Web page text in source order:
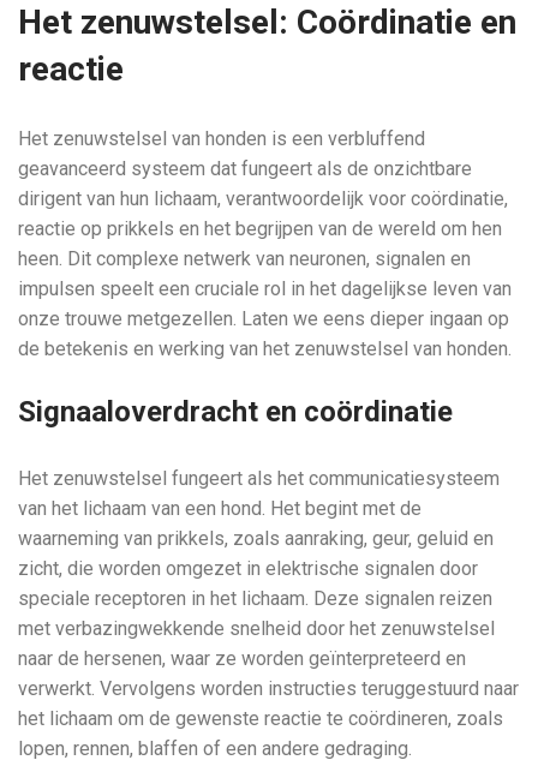
Het zenuwstelsel: Coördinatie en
reactie
Het zenuwstelsel van honden is een verbluffend
geavanceerd systeem dat fungeert als de onzichtbare
dirigent van hun lichaam, verantwoordelijk voor coördinatie,
reactie op prikkels en het begrijpen van de wereld om hen
heen. Dit complexe netwerk van neuronen, signalen en
impulsen speelt een cruciale rol in het dagelijkse leven van
onze trouwe metgezellen. Laten we eens dieper ingaan op
de betekenis en werking van het zenuwstelsel van honden.
Signaaloverdracht en coördinatie
Het zenuwstelsel fungeert als het communicatiesysteem
van het lichaam van een hond. Het begint met de
waarneming van prikkels, zoals aanraking, geur, geluid en
zicht, die worden omgezet in elektrische signalen door
speciale receptoren in het lichaam. Deze signalen reizen
met verbazingwekkende snelheid door het zenuwstelsel
naar de hersenen, waar ze worden geïnterpreteerd en
verwerkt. Vervolgens worden instructies teruggestuurd naar
het lichaam om de gewenste reactie te coördineren, zoals
lopen, rennen, blaffen of een andere gedraging.